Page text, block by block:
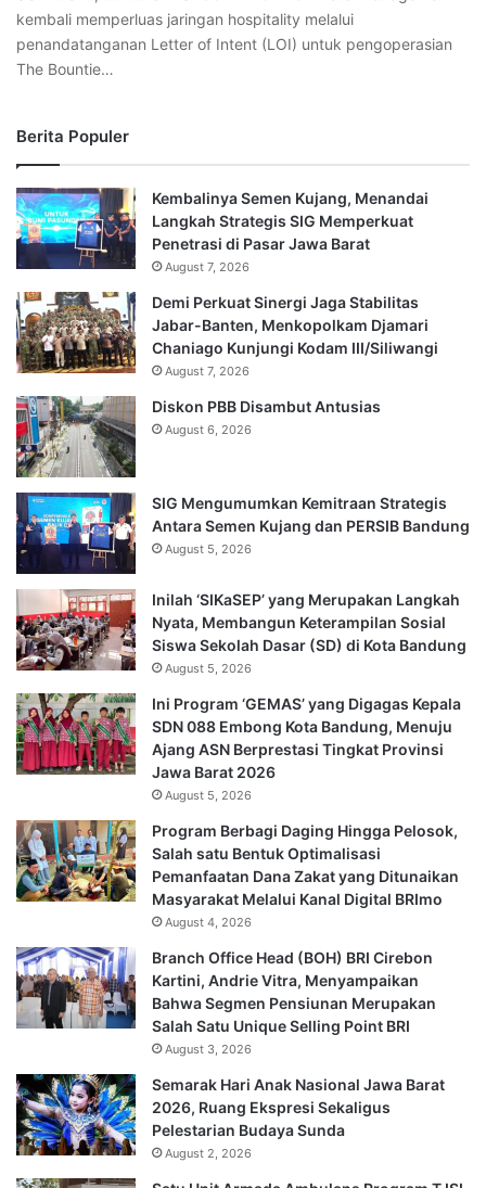
kembali memperluas jaringan hospitality melalui
penandatanganan Letter of Intent (LOI) untuk pengoperasian
The Bountie…
Berita Populer
Kembalinya Semen Kujang, Menandai
Langkah Strategis SIG Memperkuat
Penetrasi di Pasar Jawa Barat
August 7, 2026
Demi Perkuat Sinergi Jaga Stabilitas
Jabar-Banten, Menkopolkam Djamari
Chaniago Kunjungi Kodam III/Siliwangi
August 7, 2026
Diskon PBB Disambut Antusias
August 6, 2026
SIG Mengumumkan Kemitraan Strategis
Antara Semen Kujang dan PERSIB Bandung
August 5, 2026
Inilah ‘SIKaSEP’ yang Merupakan Langkah
Nyata, Membangun Keterampilan Sosial
Siswa Sekolah Dasar (SD) di Kota Bandung
August 5, 2026
Ini Program ‘GEMAS’ yang Digagas Kepala
SDN 088 Embong Kota Bandung, Menuju
Ajang ASN Berprestasi Tingkat Provinsi
Jawa Barat 2026
August 5, 2026
Program Berbagi Daging Hingga Pelosok,
Salah satu Bentuk Optimalisasi
Pemanfaatan Dana Zakat yang Ditunaikan
Masyarakat Melalui Kanal Digital BRImo
August 4, 2026
Branch Office Head (BOH) BRI Cirebon
Kartini, Andrie Vitra, Menyampaikan
Bahwa Segmen Pensiunan Merupakan
Salah Satu Unique Selling Point BRI
August 3, 2026
Semarak Hari Anak Nasional Jawa Barat
2026, Ruang Ekspresi Sekaligus
Pelestarian Budaya Sunda
August 2, 2026